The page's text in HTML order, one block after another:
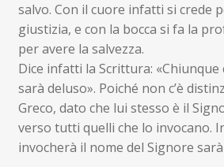
salvo. Con il cuore infatti si crede
giustizia, e con la bocca si fa la
per avere la salvezza.
Dice infatti la Scrittura:
sarà deluso». Poiché non c’è
Greco, dato che lui stesso è il
verso tutti quelli che lo invocano.
invocherà il nome del Signore